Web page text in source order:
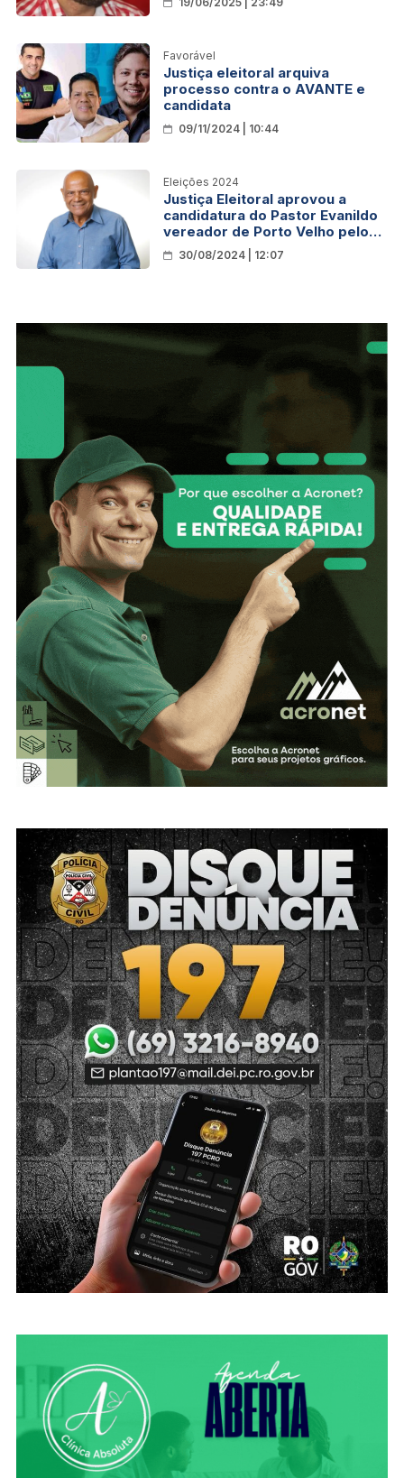
Favorável
Justiça eleitoral arquiva
processo contra o AVANTE e
candidata
09/11/2024 | 10:44
Eleições 2024
Justiça Eleitoral aprovou a
candidatura do Pastor Evanildo
vereador de Porto Velho pelo
PRTB
30/08/2024 | 12:07